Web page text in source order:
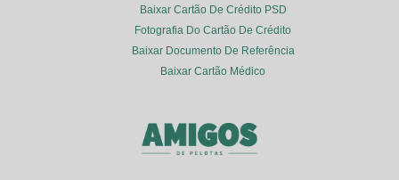
Baixar Cartão De Crédito PSD
Fotografia Do Cartão De Crédito
Baixar Documento De Referência
Baixar Cartão Médico